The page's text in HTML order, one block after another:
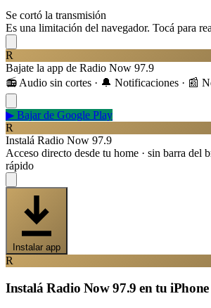
Se cortó la transmisión
Es una limitación del navegador. Tocá para
R
Bajate la app de Radio Now 97.9
📻 Audio sin cortes · 🔔 Notificaciones · 📰
▶ Bajar de Google Play
R
Instalá Radio Now 97.9
Acceso directo desde tu home · sin barra del
rápido
Instalar app
R
Instalá Radio Now 97.9 en tu iPhone